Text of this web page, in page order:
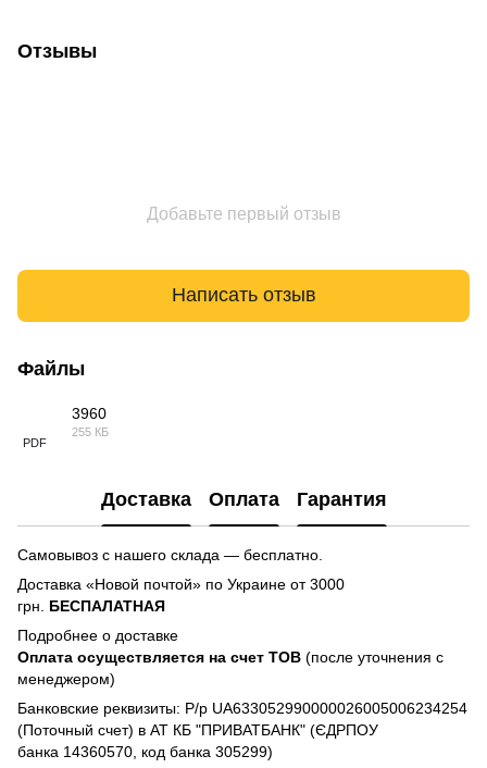
Отзывы
Добавьте первый отзыв
Написать отзыв
Файлы
PDF
3960
255 КБ
Доставка Оплата Гарантия
Самовывоз с нашего склада — бесплатно.
Доставка «Новой почтой» по Украине от 3000
грн. БЕСПАЛАТНАЯ
Подробнее о доставке
Оплата осуществляется на счет TOB (после уточнения с
менеджером)
Банковские реквизиты: Р/р UA633052990000026005006234254
(Поточный счет) в АТ КБ "ПРИВАТБАНК" (ЄДРПОУ
банка 14360570, код банка 305299)